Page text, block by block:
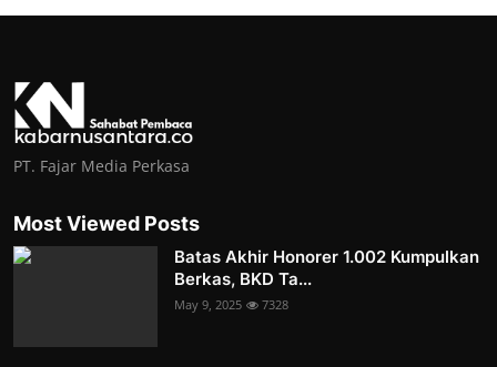
PT. Fajar Media Perkasa
Most Viewed Posts
Batas Akhir Honorer 1.002 Kumpulkan
Berkas, BKD Ta...
May 9, 2025 7328